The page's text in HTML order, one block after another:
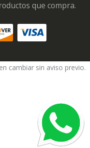
que compra.
cambiar sin aviso previo.